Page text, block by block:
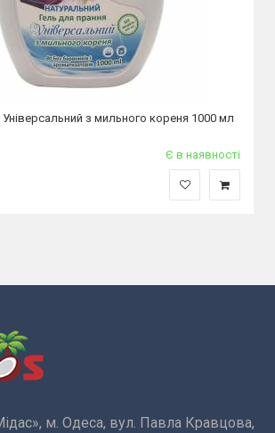
з мильного кореня 1000 мл
Є в наявності
м. Одеса, вул. Павла Кравцова,